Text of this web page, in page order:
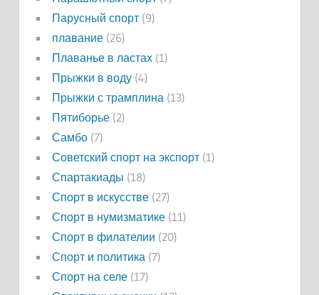
Парусный спорт(9)
плавание(26)
Плаванье в ластах(1)
Прыжки в воду(4)
Прыжки с трамплина (13)
Пятиборье(2)
Самбо(7)
Советский спорт на экспорт(1)
Спартакиады (18)
Спорт в искусстве(27)
Спорт в нумизматике(11)
Спорт в филателии (20)
Спорт и политика (7)
Спорт на селе(17)